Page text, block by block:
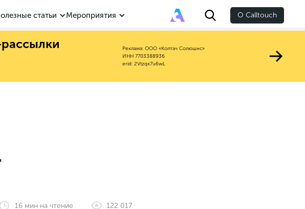
статьи Мероприятия О Calltouch
Реклама: ООО «Колтач Солюшнс»
ИНН 7703388936
erid: 2Vtzqx7u6wL
16 мин на чтение 122 017